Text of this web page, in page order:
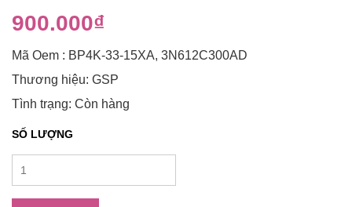
900.000₫
Mã Oem : BP4K-33-15XA, 3N612C300AD
Thương hiệu: GSP
Tình trạng: Còn hàng
SỐ LƯỢNG